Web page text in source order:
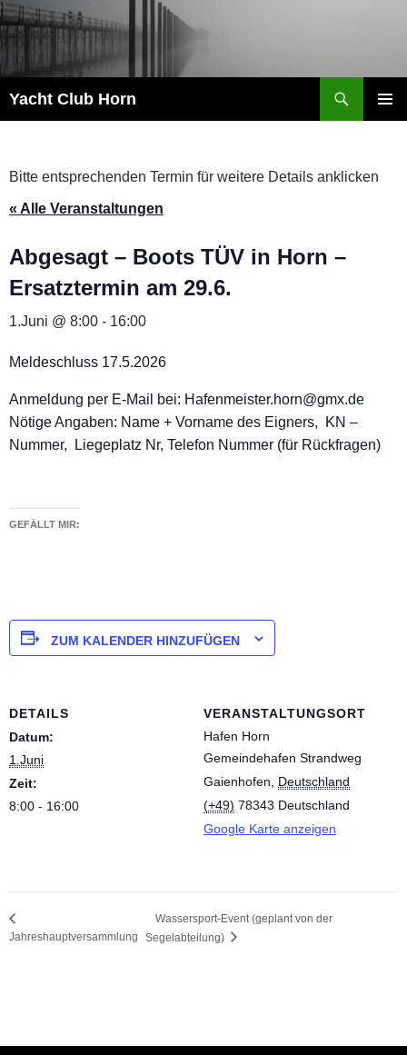
Zum
Inhalt
Yacht Club Horn
Bitte entsprechenden Termin für weitere Details anklicken
« Alle Veranstaltungen
Abgesagt – Boots TÜV in Horn –
Ersatztermin am 29.6.
1.Juni @ 8:00 - 16:00
Meldeschluss 17.5.2026
Anmeldung per E-Mail bei: Hafenmeister.horn@gmx.de
Nötige Angaben: Name + Vorname des Eigners, KN –
Nummer, Liegeplatz Nr, Telefon Nummer (für Rückfragen)
GEFÄLLT MIR:
ZUM KALENDER HINZUFÜGEN
DETAILS
Datum:
1.Juni
Zeit:
8:00 - 16:00
VERANSTALTUNGSORT
Hafen Horn
Gemeindehafen Strandweg
Gaienhofen
Deutschland
(+49) 78343 Deutschland
Google Karte anzeigen
Jahreshauptversammlung
Wassersport-Event (geplant von der
Segelabteilung)